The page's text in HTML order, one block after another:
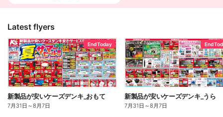
Latest flyers
End Today
新製品が安いケーズデンキ_おもて
7月31日 ～8月7日
End
新製品が安いケーズデンキ_うら
7月31日 ～8月7日